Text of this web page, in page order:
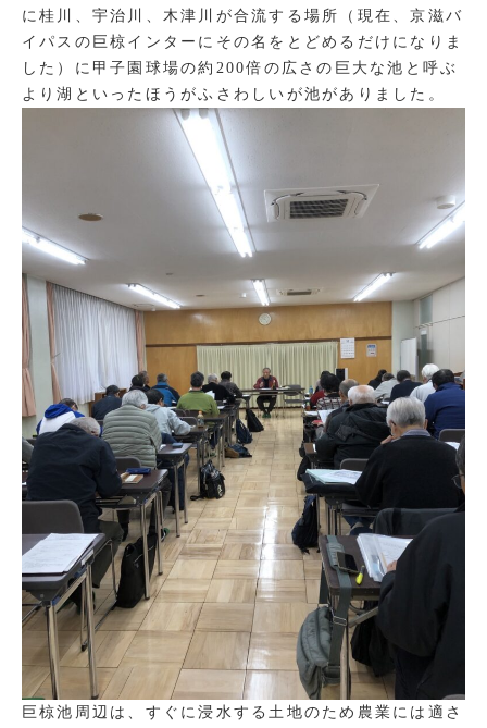
に桂川、宇治川、木津川が合流する場所（現在、京滋バ
イパスの巨椋インターにその名をとどめるだけになりま
した）に甲子園球場の約200倍の広さの巨大な池と呼ぶ
より湖といったほうがふさわしいが池がありました。
巨椋池周辺は、すぐに浸水する土地のため農業には適さ